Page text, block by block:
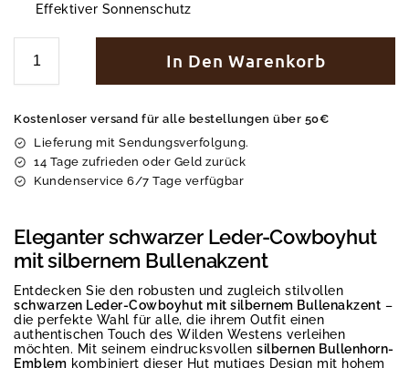
Effektiver Sonnenschutz
In Den Warenkorb
Kostenloser versand für alle bestellungen über 50€
Lieferung mit Sendungsverfolgung.
14 Tage zufrieden oder Geld zurück
Kundenservice 6/7 Tage verfügbar
Eleganter schwarzer Leder-Cowboyhut
mit silbernem Bullenakzent
Entdecken Sie den robusten und zugleich stilvollen
schwarzen Leder-Cowboyhut mit silbernem Bullenakzent –
die perfekte Wahl für alle, die ihrem Outfit einen
authentischen Touch des Wilden Westens verleihen
möchten. Mit seinem eindrucksvollen silbernen Bullenhorn-
Emblem kombiniert dieser Hut mutiges Design mit hohem